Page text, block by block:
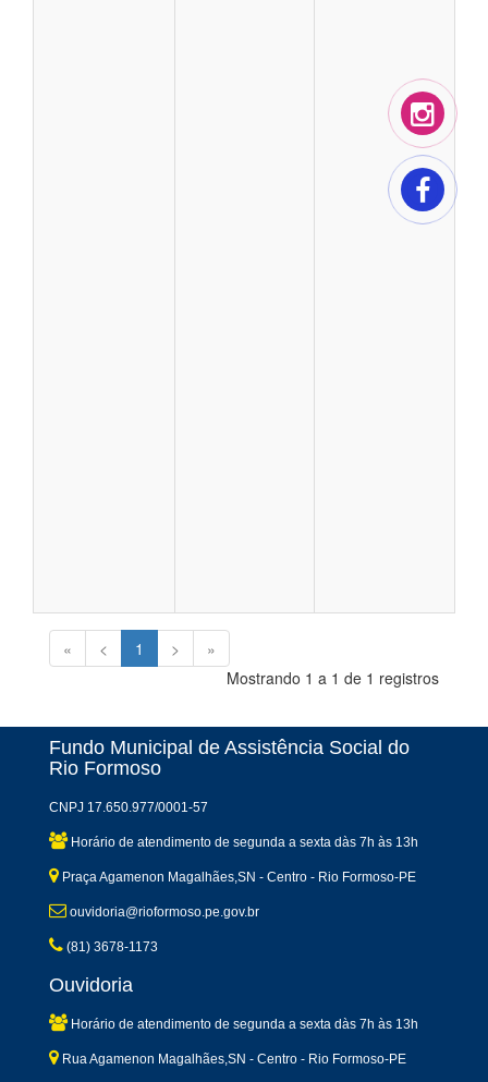
« < 1 >
»
Mostrando 1 a 1 de 1 registros
Fundo Municipal de Assistência Social do
Rio Formoso
CNPJ 17.650.977/0001-57
Horário de atendimento de segunda a sexta dàs 7h às 13h
Praça Agamenon Magalhães,SN - Centro - Rio Formoso-PE
ouvidoria@rioformoso.pe.gov.br
(81) 3678-1173
Ouvidoria
Horário de atendimento de segunda a sexta dàs 7h às 13h
Rua Agamenon Magalhães,SN - Centro - Rio Formoso-PE